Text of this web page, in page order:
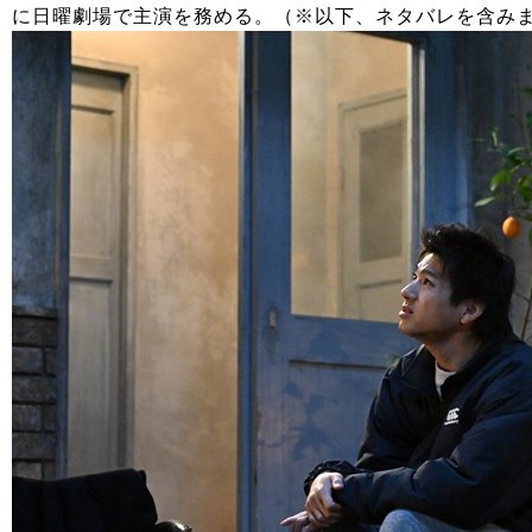
に日曜劇場で主演を務める。（※以下、ネタバレを含み